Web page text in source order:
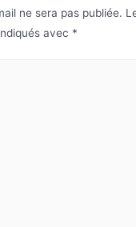
ne sera pas publiée.
avec *